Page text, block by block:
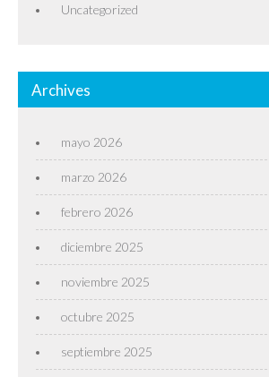
Uncategorized
Archives
mayo 2026
marzo 2026
febrero 2026
diciembre 2025
noviembre 2025
octubre 2025
septiembre 2025